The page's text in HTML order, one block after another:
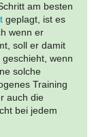
am besten
geplagt, ist es
wenn er
soll er damit
wenn
solche
Training
auch die
bei jedem